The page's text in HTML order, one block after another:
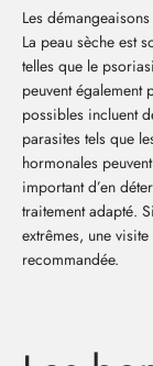
Les
La peau sèche est
telles que le
peuvent également
possibles incluent
parasites tels que
hormonales
important d’en
traitement adapté.
extrêmes, une
recommandée.